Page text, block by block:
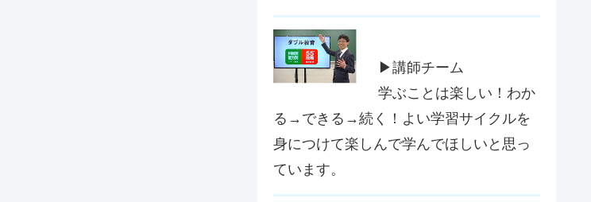
▶講師チーム
学ぶことは楽しい！わか
る→できる→続く！よい学習サイクルを
身につけて楽しんで学んでほしいと思っ
ています。